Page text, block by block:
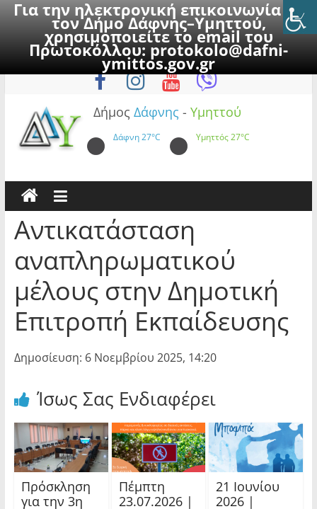
Για την ηλεκτρονική επικοινωνία με
τον Δήμο Δάφνης–Υμηττού,
χρησιμοποιείτε το email του
Πρωτοκόλλου:protokolo@dafni-
ymittos.gov.gr
to
Παρασκευή, 7 Αυγούστου 2026
Δήμος Δάφνης - Υμηττού
Δάφνη27°C Υμηττός27°C
Αντικατάσταση
αναπληρωματικού
μέλους στην Δημοτική
Επιτροπή Εκπαίδευσης
Δημοσίευση: 6 Νοεμβρίου 2025, 14:20
Ίσως Σας Ενδιαφέρει
Πρόσκληση
για την 3η
Πέμπτη
23.07.2026 |
21 Ιουνίου
2026 |